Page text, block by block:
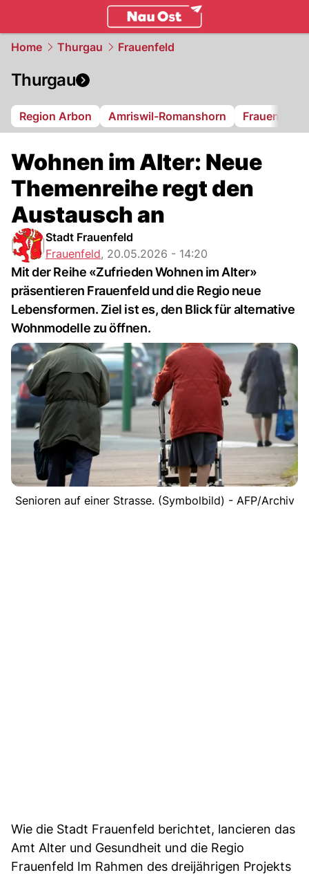
NAU.ch
Home Thurgau Frauenfeld
Thurgau
Region Arbon Amriswil-Romanshorn Frauenfeld
Wohnen im Alter: Neue
Themenreihe regt den
Austausch an
Stadt Frauenfeld
Frauenfeld, 20.05.2026 - 14:20
Mit der Reihe «Zufrieden Wohnen im Alter»
präsentieren Frauenfeld und die Regio neue
Lebensformen. Ziel ist es, den Blick für alternative
Wohnmodelle zu öffnen.
Senioren auf einer Strasse. (Symbolbild) - AFP/Archiv
Wie die Stadt Frauenfeld berichtet, lancieren das
Amt Alter und Gesundheit und die Regio
Frauenfeld Im Rahmen des dreijährigen Projekts